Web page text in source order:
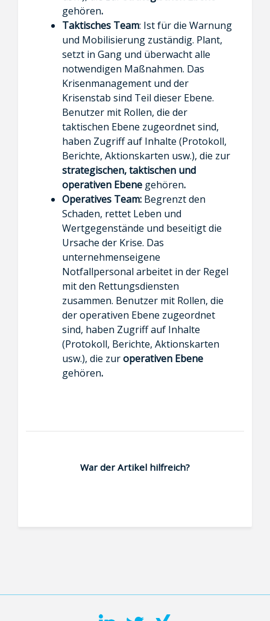
gehören.
Taktisches Team: Ist für die Warnung
und Mobilisierung zuständig. Plant,
setzt in Gang und überwacht alle
notwendigen Maßnahmen. Das
Krisenmanagement und der
Krisenstab sind Teil dieser Ebene.
Benutzer mit Rollen, die der
taktischen Ebene zugeordnet sind,
haben Zugriff auf Inhalte (Protokoll,
Berichte, Aktionskarten usw.), die zur
strategischen, taktischen und
operativen Ebenegehören.
Operatives Team:Begrenzt den
Schaden, rettet Leben und
Wertgegenstände und beseitigt die
Ursache der Krise. Das
unternehmenseigene
Notfallpersonal arbeitet in der Regel
mit den Rettungsdiensten
zusammen. Benutzer mit Rollen, die
der operativen Ebene zugeordnet
sind, haben Zugriff auf Inhalte
(Protokoll, Berichte, Aktionskarten
usw.), die zuroperativen Ebene
gehören.
War der Artikel hilfreich?